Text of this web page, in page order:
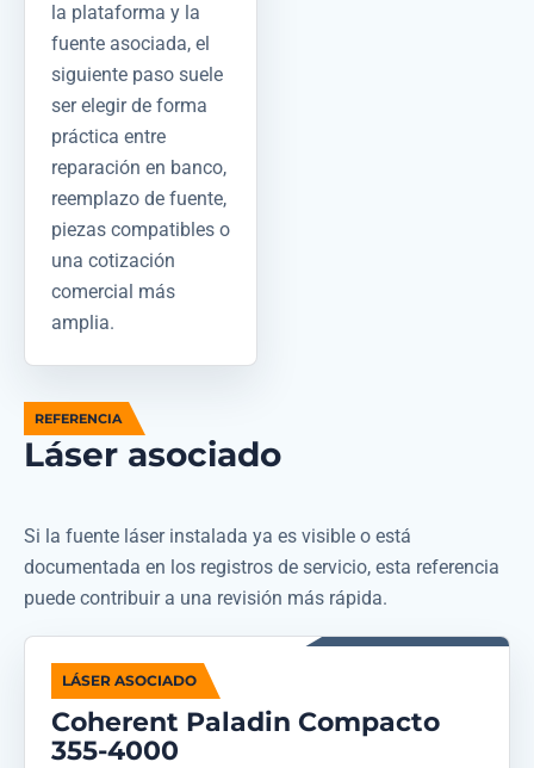
la plataforma y la
fuente asociada, el
siguiente paso suele
ser elegir de forma
práctica entre
reparación en banco,
reemplazo de fuente,
piezas compatibles o
una cotización
comercial más
amplia.
REFERENCIA
Láser asociado
Si la fuente láser instalada ya es visible o está
documentada en los registros de servicio, esta referencia
puede contribuir a una revisión más rápida.
LÁSER ASOCIADO
Coherent Paladin Compacto
355-4000